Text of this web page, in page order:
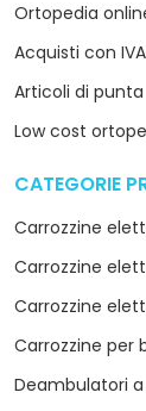
Ortopedia
Acquisti con
Articoli di punta
Low cost
CATEGORIE
Carrozzine
Carrozzine
Carrozzine
Carrozzine per
Deambulatori